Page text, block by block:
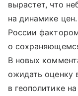
вырастет, что
на динамике
России
о
В новых
ожидать оценку
в геополитике